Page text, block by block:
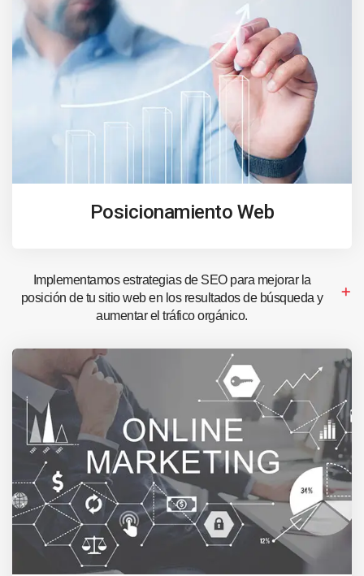
Posicionamiento Web
Implementamos estrategias de SEO para mejorar la
posición de tu sitio web en los resultados de búsqueda y
aumentar el tráfico orgánico.